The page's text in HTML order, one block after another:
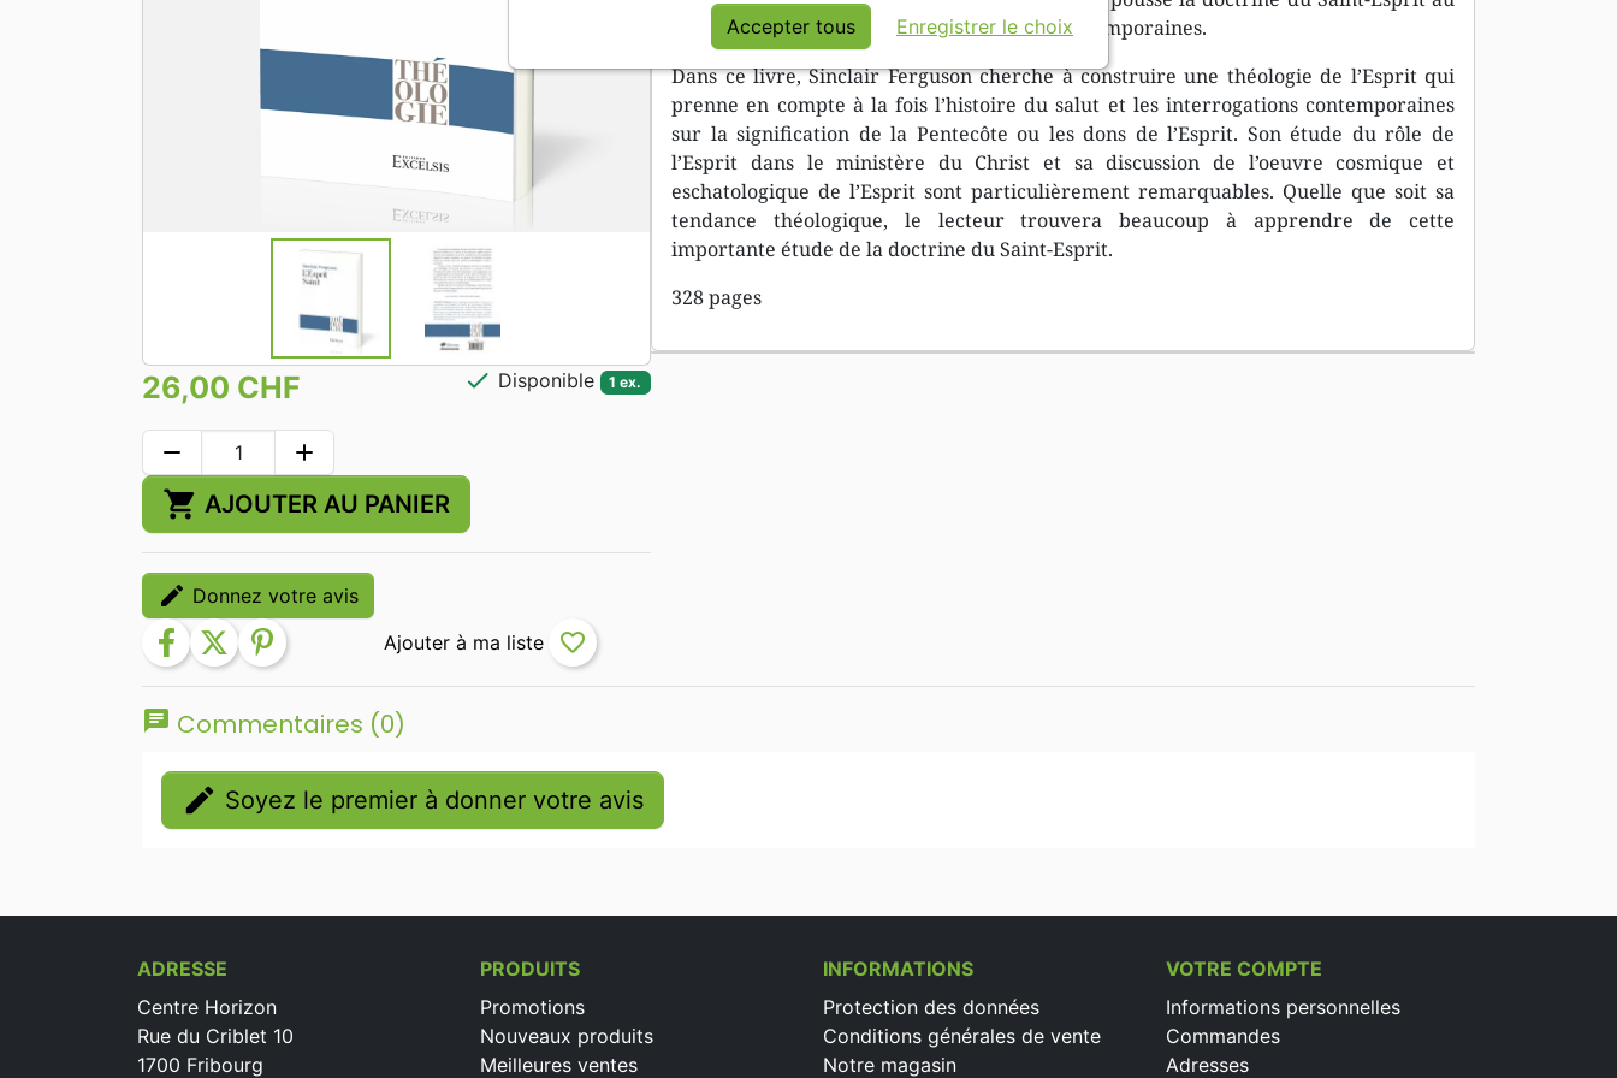
premier rang des questions théologiques contemporaines.
Dans ce livre, Sinclair Ferguson cherche à construire une théologie de l’Esprit qui
prenne en compte à la fois l’histoire du salut et les interrogations contemporaines
sur la signification de la Pentecôte ou les dons de l’Esprit. Son étude du rôle de
l’Esprit dans le ministère du Christ et sa discussion de l’oeuvre cosmique et
eschatologique de l’Esprit sont particulièrement remarquables. Quelle que soit sa
tendance théologique, le lecteur trouvera beaucoup à apprendre de cette
importante étude de la doctrine du Saint-Esprit.
328 pages
26,00 CHF check Disponible 1 ex.
remove add
shopping_cart AJOUTER AU PANIER
edit Donnez votre avis
facebook twitter pinterest favorite_border
chat Commentaires (0)
edit Soyez le premier à donner votre avis
ADRESSE
Centre Horizon
Rue du Criblet 10
1700 Fribourg
PRODUITS
Promotions
Nouveaux produits
Meilleures ventes
INFORMATIONS
Protection des données
Conditions générales de vente
Notre magasin
VOTRE COMPTE
Informations personnelles
Commandes
Adresses
Accepter tous Enregistrer le choix